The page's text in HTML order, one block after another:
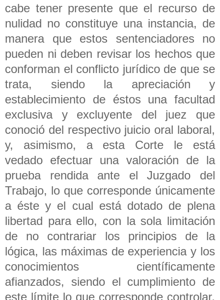
cabe tener presente que el recurso de
nulidad no constituye una instancia, de
manera que estos sentenciadores no
pueden ni deben revisar los hechos que
conforman el conflicto jurídico de que se
trata, siendo la apreciación y
establecimiento de éstos una facultad
exclusiva y excluyente del juez que
conoció del respectivo juicio oral laboral,
y, asimismo, a esta Corte le está
vedado efectuar una valoración de la
prueba rendida ante el Juzgado del
Trabajo, lo que corresponde únicamente
a éste y el cual está dotado de plena
libertad para ello, con la sola limitación
de no contrariar los principios de la
lógica, las máximas de experiencia y los
conocimientos científicamente
afianzados, siendo el cumplimiento de
este límite lo que corresponde controlar,